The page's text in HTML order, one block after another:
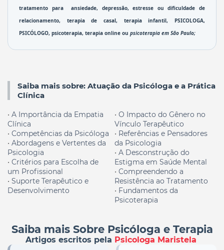
tratamento para ansiedade, depressão, estresse ou dificuldade de
relacionamento, terapia de casal, terapia infantil, PSICOLOGA,
PSICÓLOGO, psicoterapia, terapia online ou psicoterapia em São Paulo;
Saiba mais sobre: Atuação da Psicóloga e a Prática
Clínica
• A Importância da Empatia
Clínica
• Competências da Psicóloga
• Abordagens e Vertentes da
Psicologia
• Critérios para Escolha de
um Profissional
• Suporte Terapêutico e
Desenvolvimento
• O Impacto do Gênero no
Vínculo Terapêutico
• Referências e Pensadores
da Psicologia
• A Desconstrução do
Estigma em Saúde Mental
• Compreendendo a
Resistência ao Tratamento
• Fundamentos da
Psicoterapia
Saiba mais Sobre Psicóloga e Terapia
Artigos escritos pela Psicologa Maristela